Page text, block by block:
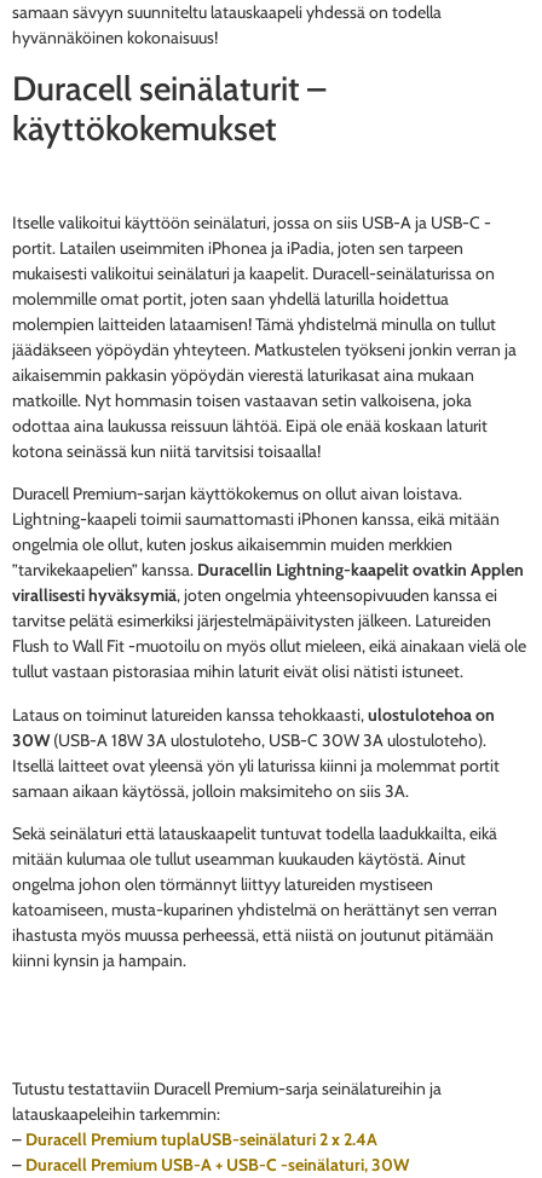
samaan sävyyn suunniteltu latauskaapeli yhdessä on todella
hyvännäköinen kokonaisuus!
Duracell seinälaturit –
käyttökokemukset
Itselle valikoitui käyttöön seinälaturi, jossa on siis USB-A ja USB-C -
portit. Latailen useimmiten iPhonea ja iPadia, joten sen tarpeen
mukaisesti valikoitui seinälaturi ja kaapelit. Duracell-seinälaturissa on
molemmille omat portit, joten saan yhdellä laturilla hoidettua
molempien laitteiden lataamisen! Tämä yhdistelmä minulla on tullut
jäädäkseen yöpöydän yhteyteen. Matkustelen työkseni jonkin verran ja
aikaisemmin pakkasin yöpöydän vierestä laturikasat aina mukaan
matkoille. Nyt hommasin toisen vastaavan setin valkoisena, joka
odottaa aina laukussa reissuun lähtöä. Eipä ole enää koskaan laturit
kotona seinässä kun niitä tarvitsisi toisaalla!
Duracell Premium-sarjan käyttökokemus on ollut aivan loistava.
Lightning-kaapeli toimii saumattomasti iPhonen kanssa, eikä mitään
ongelmia ole ollut, kuten joskus aikaisemmin muiden merkkien
”tarvikekaapelien” kanssa. Duracellin Lightning-kaapelit ovatkin Applen
virallisesti hyväksymiä, joten ongelmia yhteensopivuuden kanssa ei
tarvitse pelätä esimerkiksi järjestelmäpäivitysten jälkeen. Latureiden
Flush to Wall Fit -muotoilu on myös ollut mieleen, eikä ainakaan vielä ole
tullut vastaan pistorasiaa mihin laturit eivät olisi nätisti istuneet.
Lataus on toiminut latureiden kanssa tehokkaasti,ulostulotehoa on
30W(USB-A 18W 3A ulostuloteho, USB-C 30W 3A ulostuloteho).
Itsellä laitteet ovat yleensä yön yli laturissa kiinni ja molemmat portit
samaan aikaan käytössä, jolloin maksimiteho on siis 3A.
Sekä seinälaturi että latauskaapelit tuntuvat todella laadukkailta, eikä
mitään kulumaa ole tullut useamman kuukauden käytöstä. Ainut
ongelma johon olen törmännyt liittyy latureiden mystiseen
katoamiseen, musta-kuparinen yhdistelmä on herättänyt sen verran
ihastusta myös muussa perheessä, että niistä on joutunut pitämään
kiinni kynsin ja hampain.
Tutustu testattaviin Duracell Premium-sarja seinälatureihin ja
latauskaapeleihin tarkemmin:
– Duracell Premium tuplaUSB-seinälaturi 2 x 2.4A
– Duracell Premium USB-A + USB-C -seinälaturi, 30W